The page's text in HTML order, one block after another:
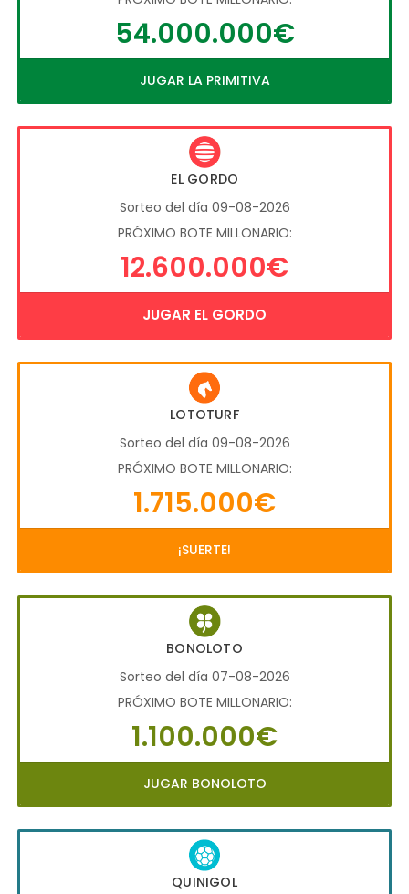
54.000.000€
JUGAR LA PRIMITIVA
EL GORDO
Sorteo del día 09-08-2026
PRÓXIMO BOTE MILLONARIO:
12.600.000€
JUGAR EL GORDO
LOTOTURF
Sorteo del día 09-08-2026
PRÓXIMO BOTE MILLONARIO:
1.715.000€
¡SUERTE!
BONOLOTO
Sorteo del día 07-08-2026
PRÓXIMO BOTE MILLONARIO:
1.100.000€
JUGAR BONOLOTO
QUINIGOL